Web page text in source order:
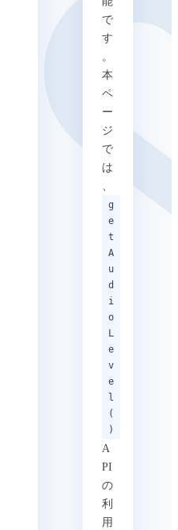
で
す
。
本
ペ
ー
ジ
で
は
、
g
e
t
A
u
d
i
o
L
e
v
e
l
(
)
A
PI
の
利
用